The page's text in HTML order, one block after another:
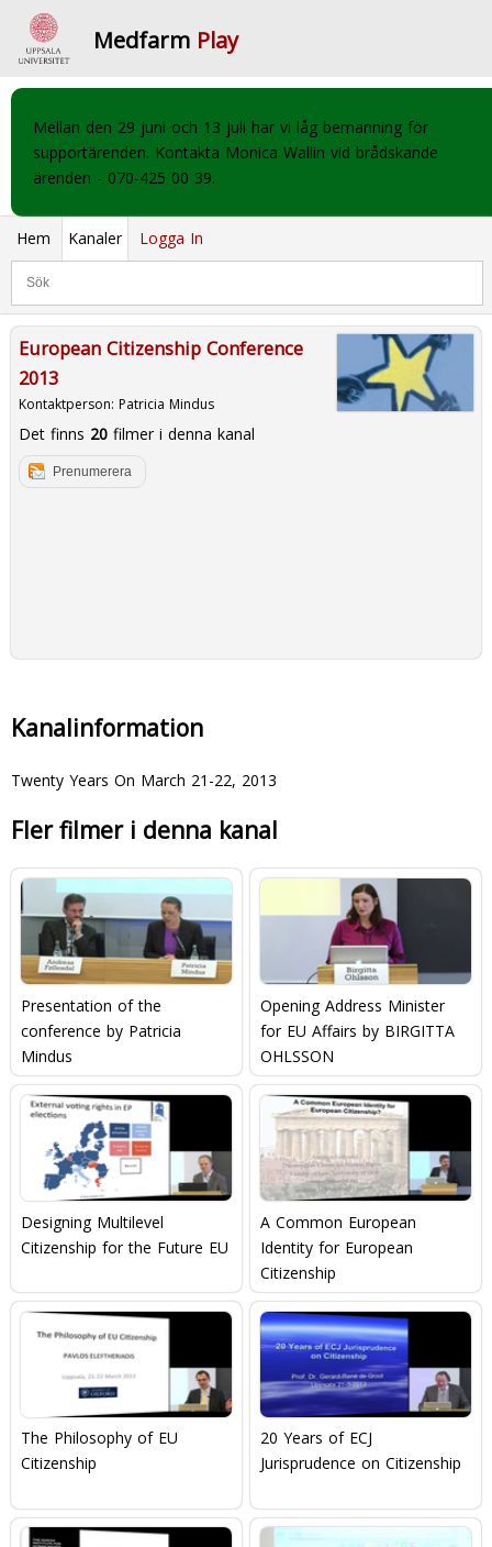
Medfarm Play
Mellan den 29 juni och 13 juli har vi låg bemanning för
supportärenden. Kontakta Monica Wallin vid brådskande
ärenden - 070-425 00 39.
Hem Kanaler Logga In
European Citizenship Conference
2013
Kontaktperson: Patricia Mindus
Det finns 20filmer i denna kanal
Prenumerera
Kanalinformation
Twenty Years On March 21-22, 2013
Fler filmer i denna kanal
Presentation of the
conference by Patricia
Mindus
Opening Address Minister
for EU Affairs by BIRGITTA
OHLSSON
Designing Multilevel
Citizenship for the Future EU
A Common European
Identity for European
Citizenship
The Philosophy of EU
Citizenship
20 Years of ECJ
Jurisprudence on Citizenship